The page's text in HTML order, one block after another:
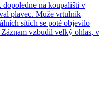
na koupališti v
plavec. Muže vrtulník
sítích se poté objevilo
vzbudil velký ohlas, v